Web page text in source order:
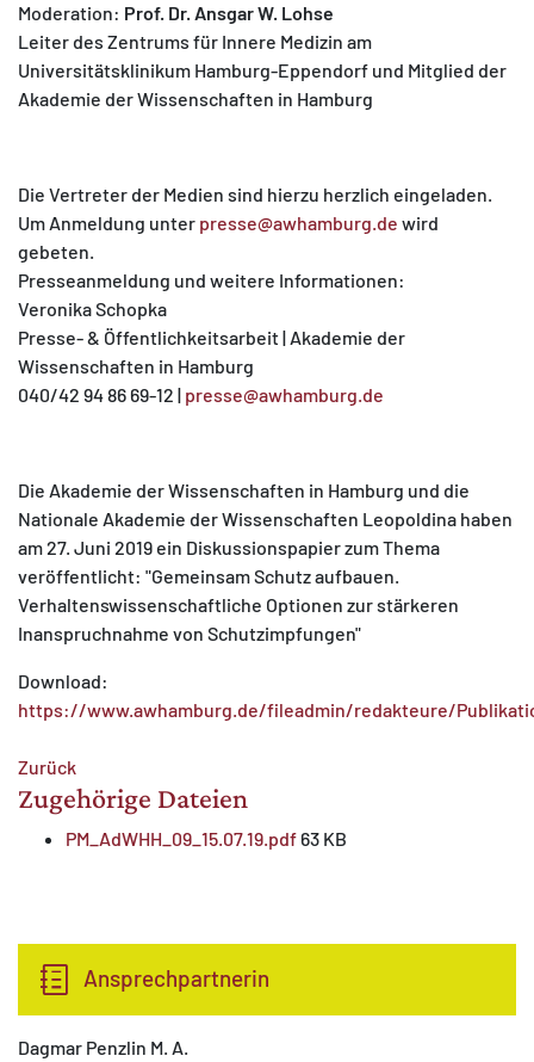
Moderation: Prof. Dr. Ansgar W. Lohse
Leiter des Zentrums für Innere Medizin am
Universitätsklinikum Hamburg-Eppendorf und Mitglied der
Akademie der Wissenschaften in Hamburg
Die Vertreter der Medien sind hierzu herzlich eingeladen.
Um Anmeldung unter presse@awhamburg.de wird
gebeten.
Presseanmeldung und weitere Informationen:
Veronika Schopka
Presse- & Öffentlichkeitsarbeit | Akademie der
Wissenschaften in Hamburg
040/42 94 86 69-12 | presse@awhamburg.de
Die Akademie der Wissenschaften in Hamburg und die
Nationale Akademie der Wissenschaften Leopoldina haben
am 27. Juni 2019 ein Diskussionspapier zum Thema
veröffentlicht: "Gemeinsam Schutz aufbauen.
Verhaltenswissenschaftliche Optionen zur stärkeren
Inanspruchnahme von Schutzimpfungen"
Download:
https://www.awhamburg.de/fileadmin/redakteure/
Zurück
Zugehörige Dateien
PM_AdWHH_09_15.07.19.pdf 63 KB
Ansprechpartnerin
Dagmar Penzlin M. A.